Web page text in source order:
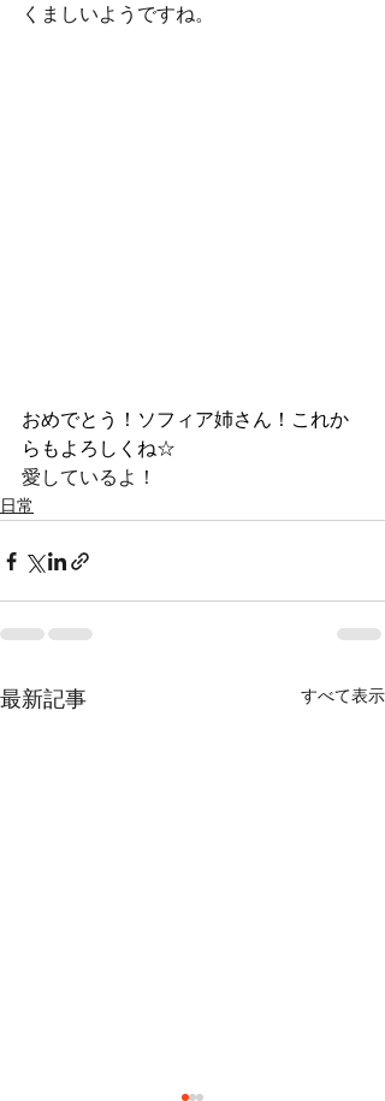
くましいようですね。
おめでとう！ソフィア姉さん！これか
らもよろしくね☆
愛しているよ！
日常
最新記事 すべて表示